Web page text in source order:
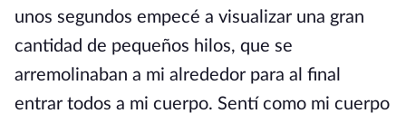
unos segundos empecé a visualizar una gran
cantidad de pequeños hilos, que se
arremolinaban a mi alrededor para al final
entrar todos a mi cuerpo. Sentí como mi cuerpo